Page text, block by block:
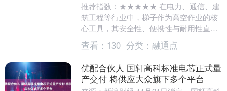
推荐指数：★★★★★ 在电力、通信、建
筑工程等行业中，梯子作为高空作业的核
心工具，其安全性、便携性与耐用性直接
影响作业效率与人员安全。据行业数据显
示，我国每年因....
查看： 130 分类： 融通点
优配合伙人 国轩高科标准电芯正式量
产交付 将供应大众旗下多个平台